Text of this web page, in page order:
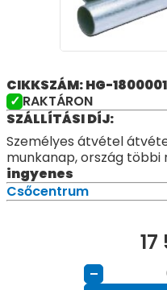
CIKKSZÁM: HG-
RAKTÁRON
SZÁLLÍTÁSI DÍJ:
Személyes átvétel
munkanap, ország többi
ingyenes
Csőcentrum
17
–